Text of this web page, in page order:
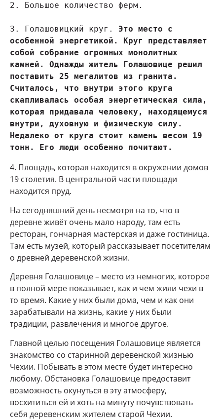
2. Большое количество ферм.
3. Голашовицкий круг. Это место с
особенной энергетикой. Круг представляет
собой собрание огромных монолитных
камней. Однажды житель Голашовице решил
поставить 25 мегалитов из гранита.
Считалось, что внутри этого круга
скапливалась особая энергетическая сила,
которая придавала человеку, находящемуся
внутри, духовную и физическую силу.
Недалеко от круга стоит камень весом 19
тонн. Его люди особенно почитают.
4. Площадь, которая находится в окружении домов
19 столетия. В центральной части площади
находится пруд.
На сегодняшний день несмотря на то, что в
деревне живёт очень мало народу, там есть
ресторан, гончарная мастерская и даже гостиница.
Там есть музей, который рассказывает посетителям
о древней деревенской жизни.
Деревня Голашовице – место из немногих, которое
в полной мере показывает, как и чем жили чехи в
то время. Какие у них были дома, чем и как они
зарабатывали на жизнь, какие у них были
традиции, развлечения и многое другое.
Главной целью посещения Голашовице является
знакомство со старинной деревенской жизнью
Чехии. Побывать в этом месте будет интересно
любому. Обстановка Голашовице предоставит
возможность окунуться в эту атмосферу,
восхититься ей и хоть на минуту почувствовать
себя деревенским жителем старой Чехии.